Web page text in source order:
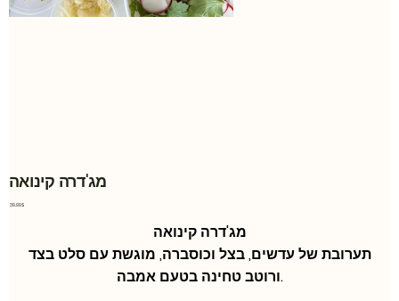
מג'דרה קינואה
מחיר‏39.99 ‏$
מג'דרה קינואה
תערובת של עדשים, בצל וכוסברה, מוגשת עם סלט בצד
ורוטב טחינה בטעם אמבה.